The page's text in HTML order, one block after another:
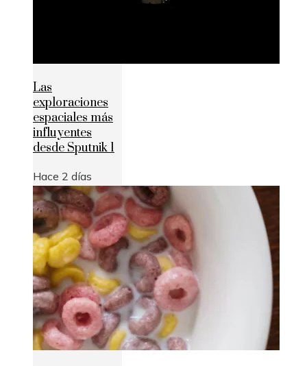
Las
exploraciones
espaciales más
influyentes
desde Sputnik 1
Hace 2 días